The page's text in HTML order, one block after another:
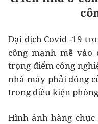
Đại dịch Covid -19
công mạnh mẽ
trọng điểm công
nhà máy phải đóng
trong điều kiện
Hình ảnh hàng